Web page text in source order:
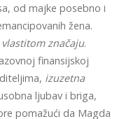
od majke posebno i
žena.
vlastitom značaju.
finansijskoj
izuzetna
ljubav i briga,
pomažući da Magda